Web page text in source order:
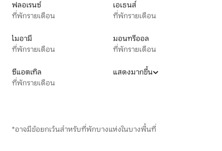
ฟลอเรนซ์
ที่พักรายเดือน
เอเธนส์
ที่พักรายเดือน
ไมอามี
ที่พักรายเดือน
มอนทรีออล
ที่พักรายเดือน
ซีแอตเทิล
ที่พักรายเดือน
แสดงมากขึ้น
*อาจมีข้อยกเว้นสำหรับที่พักบางแห่งในบางพื้นที่